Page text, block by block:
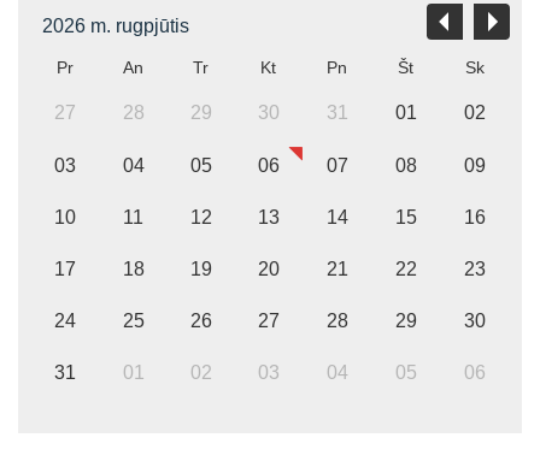
2026 m. rugpjūtis
Pr An Tr Kt Pn Št Sk
27 28 29 30 31 01 02
03 04 05 06 07 08 09
10 11 12 13 14 15 16
17 18 19 20 21 22 23
24 25 26 27 28 29 30
31 01 02 03 04 05 06